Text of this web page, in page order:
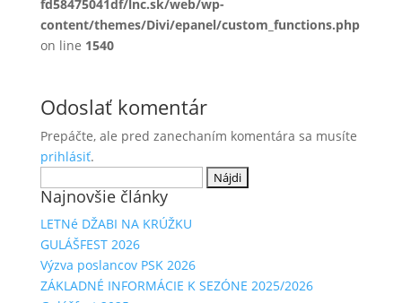
fd58475041df/lnc.sk/web/wp-
content/themes/Divi/epanel/custom_functions.php
on line 1540
Odoslať komentár
Prepáčte, ale pred zanechaním komentára sa musíte
prihlásiť.
Najnovšie články
LETNé DŽABI NA KRÚŽKU
GULÁŠFEST 2026
Výzva poslancov PSK 2026
ZÁKLADNÉ INFORMÁCIE K SEZÓNE 2025/2026